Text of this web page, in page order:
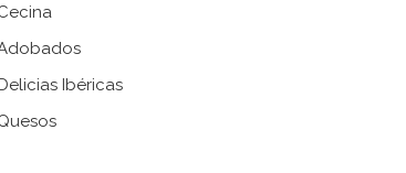
Ibéricas